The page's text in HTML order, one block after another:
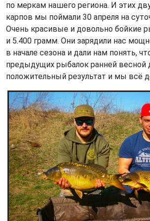
по меркам нашего региона. И этих
карпов мы поймали 30 апреля на
Очень красивые и довольно бойкие
и 5.400 грамм. Они зарядили нас
в начале сезона и дали нам понять,
предыдущих рыбалок ранней весной
положительный результат и мы всё